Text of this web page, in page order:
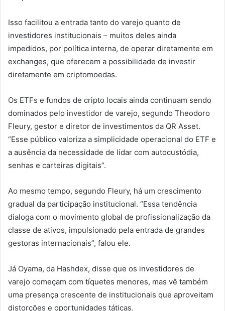
Isso facilitou a entrada tanto do varejo quanto de
investidores institucionais – muitos deles ainda
impedidos, por política interna, de operar diretamente em
exchanges, que oferecem a possibilidade de investir
diretamente em criptomoedas.
Os ETFs e fundos de cripto locais ainda continuam sendo
dominados pelo investidor de varejo, segundo Theodoro
Fleury, gestor e diretor de investimentos da QR Asset.
“Esse público valoriza a simplicidade operacional do ETF e
a ausência da necessidade de lidar com autocustódia,
senhas e carteiras digitais”.
Ao mesmo tempo, segundo Fleury, há um crescimento
gradual da participação institucional. “Essa tendência
dialoga com o movimento global de profissionalização da
classe de ativos, impulsionado pela entrada de grandes
gestoras internacionais”, falou ele.
Já Oyama, da Hashdex, disse que os investidores de
varejo começam com tíquetes menores, mas vê também
uma presença crescente de institucionais que aproveitam
distorções e oportunidades táticas.